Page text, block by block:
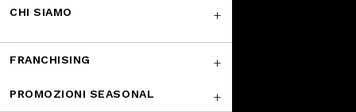
CHI SIAMO
FRANCHISING
PROMOZIONI SEASONAL